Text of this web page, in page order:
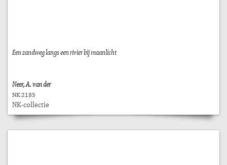
Een zandweg langs een rivier bij maanlicht
Neer, A. van der
NK 2185
NK-collectie